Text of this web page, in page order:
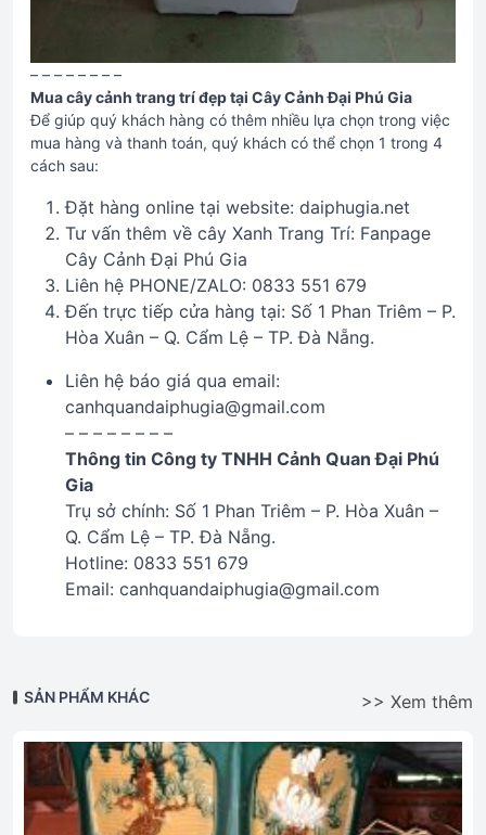
– – – – – – – –
Mua cây cảnh trang trí đẹp tại Cây Cảnh Đại Phú Gia
Để giúp quý khách hàng có thêm nhiều lựa chọn trong việc
mua hàng và thanh toán, quý khách có thể chọn 1 trong 4
cách sau:
Đặt hàng online tại website: daiphugia.net
Tư vấn thêm về cây Xanh Trang Trí: Fanpage
Cây Cảnh Đại Phú Gia
Liên hệ PHONE/ZALO: 0833 551 679
Đến trực tiếp cửa hàng tại: Số 1 Phan Triêm – P.
Hòa Xuân – Q. Cẩm Lệ – TP. Đà Nẵng.
Liên hệ báo giá qua email:
canhquandaiphugia@gmail.com
– – – – – – – –
Thông tin Công ty TNHH Cảnh Quan Đại Phú
Gia
Trụ sở chính: Số 1 Phan Triêm – P. Hòa Xuân –
Q. Cẩm Lệ – TP. Đà Nẵng.
Hotline: 0833 551 679
Email: canhquandaiphugia@gmail.com
SẢN PHẨM KHÁC >> Xem thêm